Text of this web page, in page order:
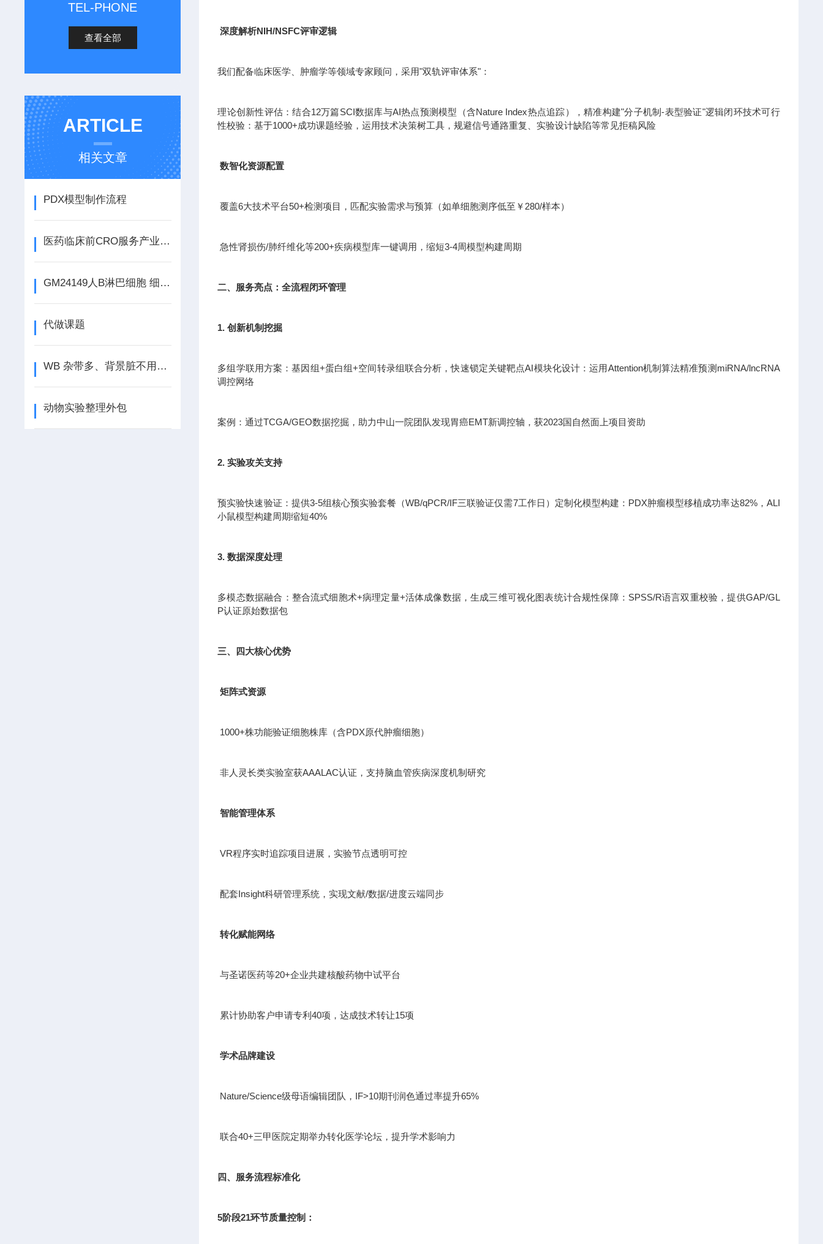
TEL-PHONE
查看全部
ARTICLE
相关文章
PDX模型制作流程
医药临床前CRO服务产业是新兴的产业
GM24149人B淋巴细胞 细胞类型 组织来源 注意事项
代做课题
WB 杂带多、背景脏不用愁，吉奥蓝图来搞定
动物实验整理外包
深度解析NIH/NSFC评审逻辑
我们配备临床医学、肿瘤学等领域专家顾问，采用"双轨评审体系"：
理论创新性评估：结合12万篇SCI数据库与AI热点预测模型（含Nature Index热点追踪），精准构建"分子机制-表型验证"逻辑闭环技术可行
性校验：基于1000+成功课题经验，运用技术决策树工具，规避信号通路重复、实验设计缺陷等常见拒稿风险
数智化资源配置
覆盖6大技术平台50+检测项目，匹配实验需求与预算（如单细胞测序低至￥280/样本）
急性肾损伤/肺纤维化等200+疾病模型库一键调用，缩短3-4周模型构建周期
二、服务亮点：全流程闭环管理
1. 创新机制挖掘
多组学联用方案：基因组+蛋白组+空间转录组联合分析，快速锁定关键靶点AI模块化设计：运用Attention机制算法精准预测miRNA/lncRNA
调控网络
案例：通过TCGA/GEO数据挖掘，助力中山一院团队发现胃癌EMT新调控轴，获2023国自然面上项目资助
2. 实验攻关支持
预实验快速验证：提供3-5组核心预实验套餐（WB/qPCR/IF三联验证仅需7工作日）定制化模型构建：PDX肿瘤模型移植成功率达82%，ALI
小鼠模型构建周期缩短40%
3. 数据深度处理
多模态数据融合：整合流式细胞术+病理定量+活体成像数据，生成三维可视化图表统计合规性保障：SPSS/R语言双重校验，提供GAP/GL
P认证原始数据包
三、四大核心优势
矩阵式资源
1000+株功能验证细胞株库（含PDX原代肿瘤细胞）
非人灵长类实验室获AAALAC认证，支持脑血管疾病深度机制研究
智能管理体系
VR程序实时追踪项目进展，实验节点透明可控
配套Insight科研管理系统，实现文献/数据/进度云端同步
转化赋能网络
与圣诺医药等20+企业共建核酸药物中试平台
累计协助客户申请专利40项，达成技术转让15项
学术品牌建设
Nature/Science级母语编辑团队，IF>10期刊润色通过率提升65%
联合40+三甲医院定期举办转化医学论坛，提升学术影响力
四、服务流程标准化
5阶段21环节质量控制：